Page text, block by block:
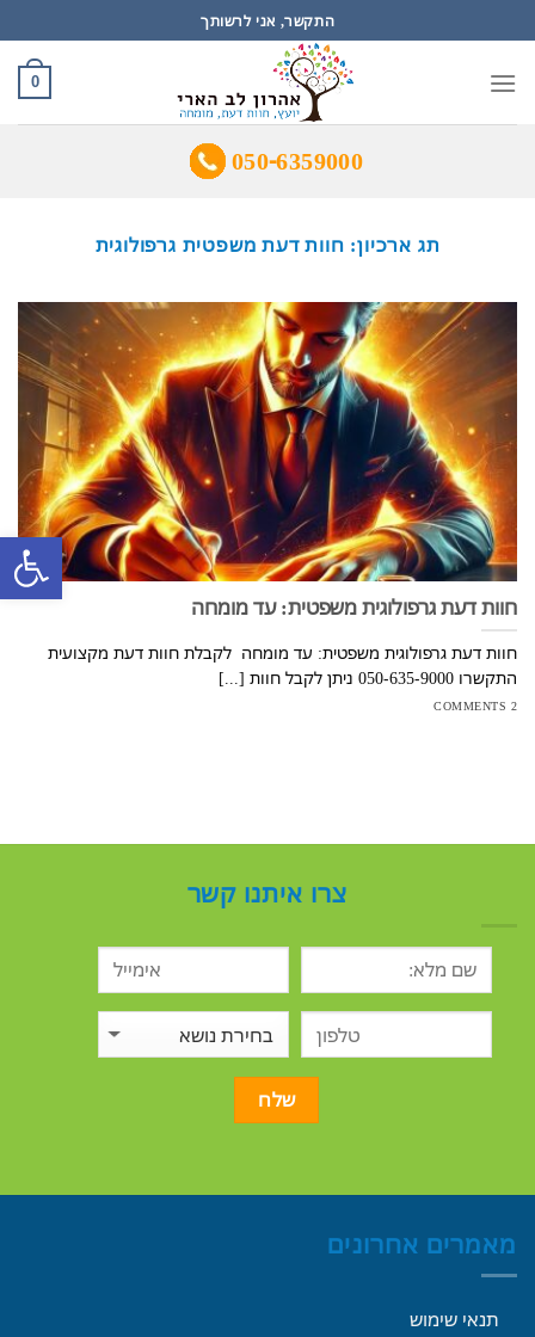
פתח
to
content
התקשר, אני לרשותך
0
050-6359000
תג ארכיון: חוות דעת משפטית גרפולוגית
חוות דעת גרפולוגית משפטית: עד מומחה
חוות דעת גרפולוגית משפטית: עד מומחה לקבלת חוות דעת מקצועית
התקשרו 050-635-9000 ניתן לקבל חוות [...]
2 COMMENTS
צרו איתנו קשר
מאמרים אחרונים
תנאי שימוש